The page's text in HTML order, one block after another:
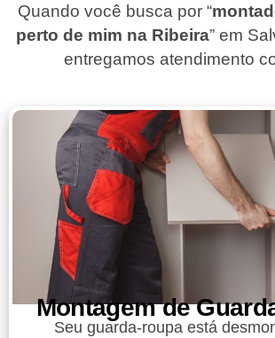
Quando você busca por “
perto de mim na Ribeira” em
entregamos atendimento
Montagem de
Seu guarda-roupa está